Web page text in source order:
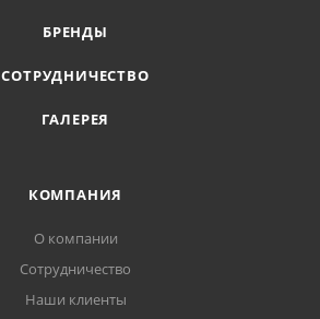
БРЕНДЫ
СОТРУДНИЧЕСТВО
ГАЛЕРЕЯ
КОМПАНИЯ
О компании
Сотрудничество
Наши клиенты